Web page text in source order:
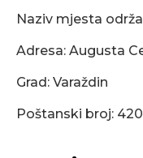
Naziv mjesta
Adresa: Augusta
Grad: Varaždin
Poštanski broj: